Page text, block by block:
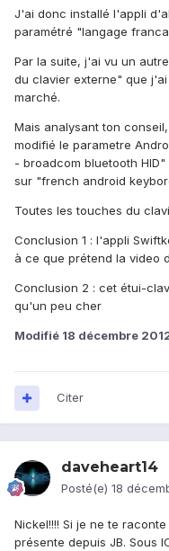
J'ai donc installé l'appli
paramétré "langage
Par la suite, j'ai vu un
du clavier externe" que
marché.
Mais analysant ton
modifié le parametre
- broadcom bluetooth
sur "french android
Toutes les touches du
Conclusion 1 : l'appli
à ce que prétend la video
Conclusion 2 : cet étui-
qu'un peu cher
Modifié 18 décembre
Citer
daveheart14
Posté(e) 18
Nickel!!!! Si je ne te
présente depuis JB. Sous